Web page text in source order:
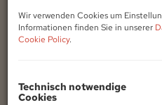
Wir verwenden Cookies um
Informationen finden Sie in unserer
Cookie Policy.
Technisch notwendige
Cookies